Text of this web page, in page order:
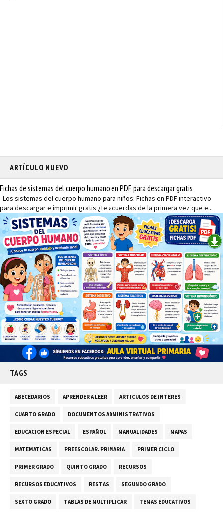
ARTÍCULO NUEVO
Fichas de sistemas del cuerpo humano en PDF para descargar gratis
Los sistemas del cuerpo humano para niños: Fichas en PDF interactivo
para descargar e imprimir gratis ¿Te acuerdas de la primera vez que e...
TAGS
ABECEDARIOS APRENDER A LEER ARTICULOS DE INTERES
CUARTO GRADO DOCUMENTOS ADMINISTRATIVOS
EDUCACION ESPECIAL ESPAÑOL MANUALIDADES MAPAS
MATEMATICAS PREESCOLAR. PRIMARIA PRIMER CICLO
PRIMER GRADO QUINTO GRADO RECURSOS
RECURSOS EDUCATIVOS RESTAS SEGUNDO GRADO
SEXTO GRADO TABLAS DE MULTIPLICAR TEMAS EDUCATIVOS